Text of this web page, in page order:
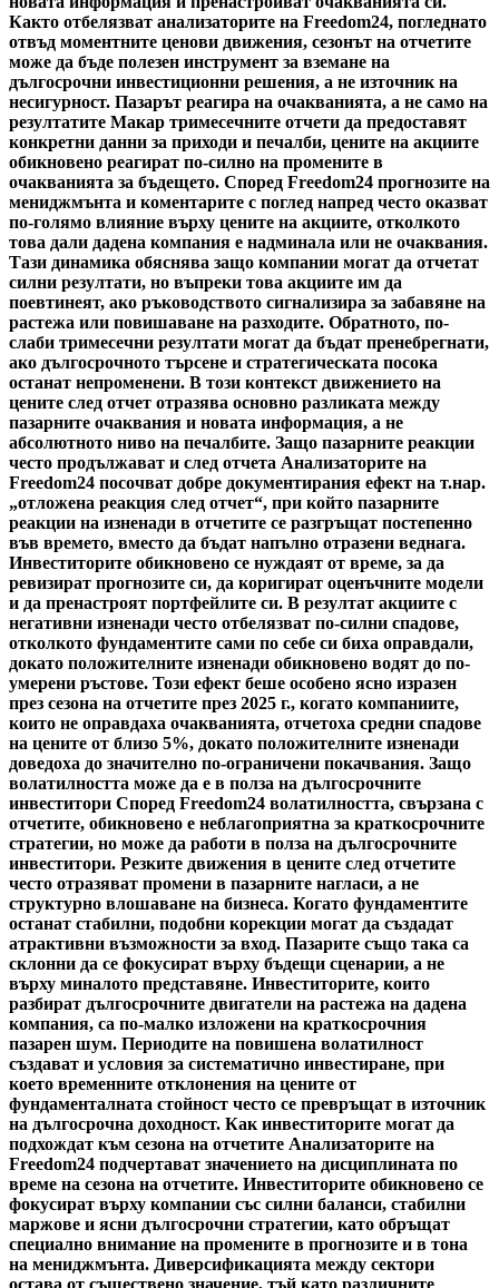
Както отбелязват анализаторите на Freedom24, погледнато
отвъд моментните ценови движения, сезонът на отчетите
може да бъде полезен инструмент за вземане на
дългосрочни инвестиционни решения, а не източник на
несигурност. Пазарът реагира на очакванията, а не само на
резултатите Макар тримесечните отчети да предоставят
конкретни данни за приходи и печалби, цените на акциите
обикновено реагират по-силно на промените в
очакванията за бъдещето. Според Freedom24 прогнозите на
мениджмънта и коментарите с поглед напред често оказват
по-голямо влияние върху цените на акциите, отколкото
това дали дадена компания е надминала или не очаквания.
Тази динамика обяснява защо компании могат да отчетат
силни резултати, но въпреки това акциите им да
поевтинеят, ако ръководството сигнализира за забавяне на
растежа или повишаване на разходите. Обратното, по-
слаби тримесечни резултати могат да бъдат пренебрегнати,
ако дългосрочното търсене и стратегическата посока
останат непроменени. В този контекст движението на
цените след отчет отразява основно разликата между
пазарните очаквания и новата информация, а не
абсолютното ниво на печалбите. Защо пазарните реакции
често продължават и след отчета Анализаторите на
Freedom24 посочват добре документирания ефект на т.нар.
„отложена реакция след отчет“, при който пазарните
реакции на изненади в отчетите се разгръщат постепенно
във времето, вместо да бъдат напълно отразени веднага.
Инвеститорите обикновено се нуждаят от време, за да
ревизират прогнозите си, да коригират оценъчните модели
и да пренастроят портфейлите си. В резултат акциите с
негативни изненади често отбелязват по-силни спадове,
отколкото фундаментите сами по себе си биха оправдали,
докато положителните изненади обикновено водят до по-
умерени ръстове. Този ефект беше особено ясно изразен
през сезона на отчетите през 2025 г., когато компаниите,
които не оправдаха очакванията, отчетоха средни спадове
на цените от близо 5%, докато положителните изненади
доведоха до значително по-ограничени покачвания. Защо
волатилността може да е в полза на дългосрочните
инвеститори Според Freedom24 волатилността, свързана с
отчетите, обикновено е неблагоприятна за краткосрочните
стратегии, но може да работи в полза на дългосрочните
инвеститори. Резките движения в цените след отчетите
често отразяват промени в пазарните нагласи, а не
структурно влошаване на бизнеса. Когато фундаментите
останат стабилни, подобни корекции могат да създадат
атрактивни възможности за вход. Пазарите също така са
склонни да се фокусират върху бъдещи сценарии, а не
върху миналото представяне. Инвеститорите, които
разбират дългосрочните двигатели на растежа на дадена
компания, са по-малко изложени на краткосрочния
пазарен шум. Периодите на повишена волатилност
създават и условия за систематично инвестиране, при
което временните отклонения на цените от
фундаменталната стойност често се превръщат в източник
на дългосрочна доходност. Как инвеститорите могат да
подхождат към сезона на отчетите Анализаторите на
Freedom24 подчертават значението на дисциплината по
време на сезона на отчетите. Инвеститорите обикновено се
фокусират върху компании със силни баланси, стабилни
маржове и ясни дългосрочни стратегии, като обръщат
специално внимание на промените в прогнозите и в тона
на мениджмънта. Диверсификацията между сектори
остава от съществено значение, тъй като различните